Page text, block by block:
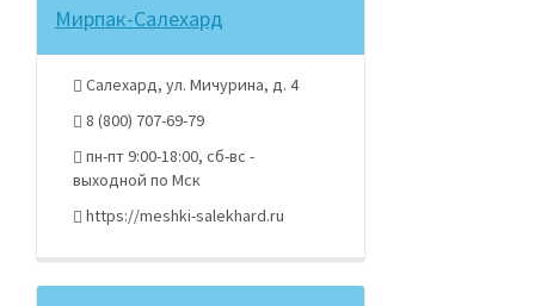
Мирпак-Салехард
Салехард, ул. Мичурина, д. 4
8 (800) 707-69-79
пн-пт 9:00-18:00, сб-вс -
выходной по Мск
https://meshki-salekhard.ru